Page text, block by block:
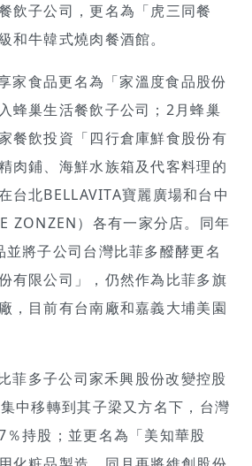
飲子公司，更名為「虎三同餐
和牛韓式燒肉餐酒館。
家食品更名為「家溫度食品股份
蜂巢生活餐飲子公司；2月蜂巢
餐飲投資「四行倉庫鮮食股份有
肉鋪、海鮮水族箱及代客料理的
台北BELLAVITA寶麗廣場和台中
ZONZEN）各有一家分店。同年
將子公司台灣比菲多醱酵更名
有限公司」，仍然作為比菲多旗
，目前有台南廠和嘉義大埔美園
菲多子公司家禾興股份改變控股
中移轉到其子梁又方名下，台灣
持股；並更名為「美知華股